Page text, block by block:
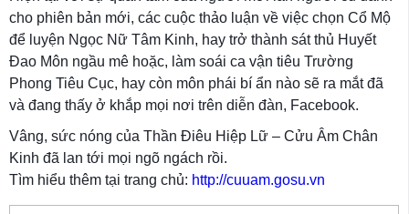
cho phiên bản mới, các cuộc thảo luận về việc chọn Cổ Mộ
để luyện Ngọc Nữ Tâm Kinh, hay trở thành sát thủ Huyết
Đao Môn ngầu mê hoặc, làm soái ca vận tiêu Trường
Phong Tiêu Cục, hay còn môn phái bí ẩn nào sẽ ra mắt đã
và đang thấy ở khắp mọi nơi trên diễn đàn, Facebook.
Vâng, sức nóng của Thần Điêu Hiệp Lữ – Cửu Âm Chân
Kinh đã lan tới mọi ngõ ngách rồi.
Tìm hiểu thêm tại trang chủ: http://cuuam.gosu.vn